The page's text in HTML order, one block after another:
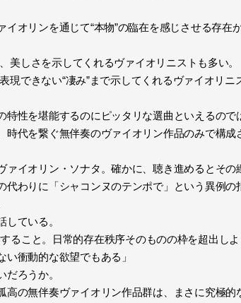
オリンを通じて“本物”の臨在を感じさせる存在
美しさを示してくれるヴァイオリニストも多い。
現できない“凄み”まで示してくれるヴァイオリニ
性を堪能するのにピッタリな選曲といえるので
代を繋ぐ無伴奏のヴァイオリン作品のみで構成
イオリン・ソナタ。確かに、聴き進めるとその
わりに「シャコンヌのテンポで」という異例
ている。
ること。日常的存在秩序そのものの枠を超出
衝動的な欲望でもある」
ろうか。
の無伴奏ヴァイオリン作品群は、まさに究極的